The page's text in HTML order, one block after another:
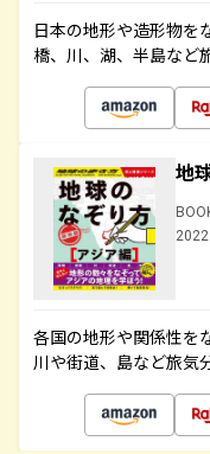
日本の地形や造形物を
橋、川、湖、半島など
地
各国の地形や関係性を
川や街道、島など旅気